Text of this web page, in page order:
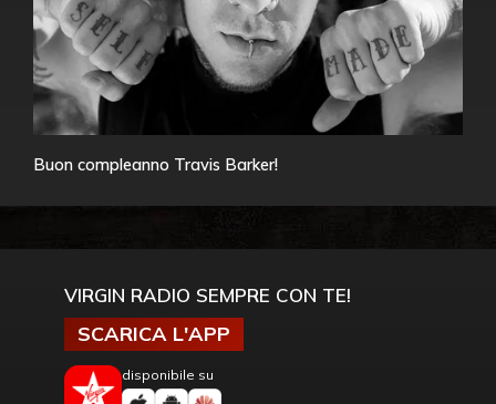
Buon compleanno Travis Barker!
VIRGIN RADIO SEMPRE CON TE!
SCARICA L'APP
disponibile su